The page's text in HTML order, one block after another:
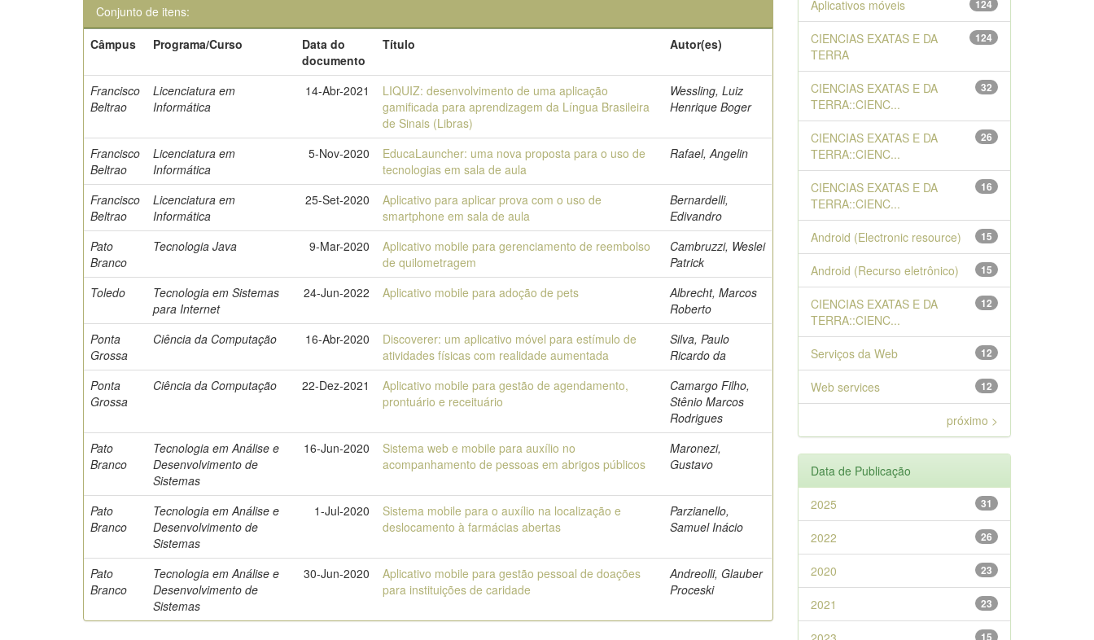
Conjunto de itens:
Câmpus
Programa/Curso
Data do
documento
Título Autor(es)
Francisco
Beltrao
Licenciatura em
Informática
14-Abr-2021
LIQUIZ: desenvolvimento de uma aplicação
gamificada para aprendizagem da Língua Brasileira
de Sinais (Libras)
Wessling, Luiz
Henrique Boger
Francisco
Beltrao
Licenciatura em
Informática
5-Nov-2020
EducaLauncher: uma nova proposta para o uso de
tecnologias em sala de aula
Rafael, Angelin
Francisco
Beltrao
Licenciatura em
Informática
25-Set-2020
Aplicativo para aplicar prova com o uso de
smartphone em sala de aula
Bernardelli,
Edivandro
Pato
Branco
Tecnologia Java 9-Mar-2020
Aplicativo mobile para gerenciamento de reembolso
de quilometragem
Cambruzzi, Weslei
Patrick
Toledo
Tecnologia em Sistemas
para Internet
24-Jun-2022 Aplicativo mobile para adoção de pets
Albrecht, Marcos
Roberto
Ponta
Grossa
Ciência da Computação 16-Abr-2020
Discoverer: um aplicativo móvel para estímulo de
atividades físicas com realidade aumentada
Silva, Paulo
Ricardo da
Ponta
Grossa
Ciência da Computação 22-Dez-2021
Aplicativo mobile para gestão de agendamento,
prontuário e receituário
Camargo Filho,
Stênio Marcos
Rodrigues
Pato
Branco
Tecnologia em Análise e
Desenvolvimento de
Sistemas
16-Jun-2020
Sistema web e mobile para auxílio no
acompanhamento de pessoas em abrigos públicos
Maronezi,
Gustavo
Pato
Branco
Tecnologia em Análise e
Desenvolvimento de
Sistemas
1-Jul-2020
Sistema mobile para o auxílio na localização e
deslocamento à farmácias abertas
Parzianello,
Samuel Inácio
Pato
Branco
Tecnologia em Análise e
Desenvolvimento de
Sistemas
30-Jun-2020
Aplicativo mobile para gestão pessoal de doações
para instituições de caridade
Andreolli, Glauber
Proceski
124
Aplicativos móveis
124
CIENCIAS EXATAS E DA
TERRA
32
CIENCIAS EXATAS E DA
TERRA::CIENC...
26
CIENCIAS EXATAS E DA
TERRA::CIENC...
16
CIENCIAS EXATAS E DA
TERRA::CIENC...
15
Android (Electronic resource)
15
Android (Recurso eletrônico)
12
CIENCIAS EXATAS E DA
TERRA::CIENC...
12
Serviços da Web
12
Web services
próximo >
Data de Publicação
31
2025
26
2022
23
2020
23
2021
15